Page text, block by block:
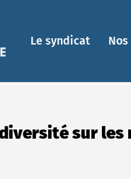
Le syndicat
sur les